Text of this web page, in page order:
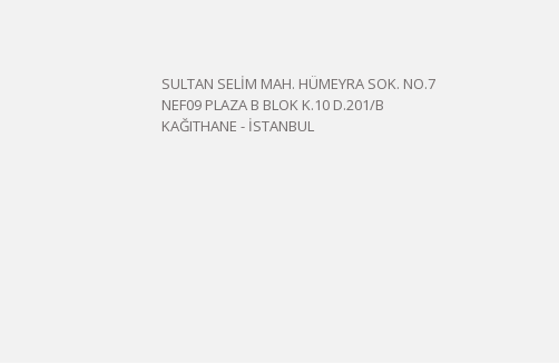
SULTAN SELİM MAH. HÜMEYRA SOK. NO.7
NEF09 PLAZA B BLOK K.10 D.201/B
KAĞITHANE - İSTANBUL